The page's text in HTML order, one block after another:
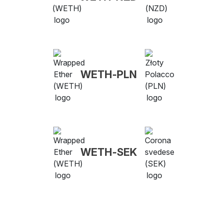
WETH-PLN
WETH-SEK